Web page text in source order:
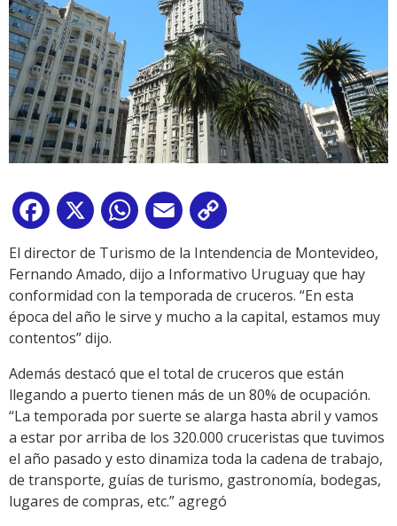
Facebook
X WhatsApp
Email
Link
El director de Turismo de la Intendencia de Montevideo,
Fernando Amado, dijo a Informativo Uruguay que hay
conformidad con la temporada de cruceros. “En esta
época del año le sirve y mucho a la capital, estamos muy
contentos” dijo.
Además destacó que el total de cruceros que están
llegando a puerto tienen más de un 80% de ocupación.
“La temporada por suerte se alarga hasta abril y vamos
a estar por arriba de los 320.000 cruceristas que tuvimos
el año pasado y esto dinamiza toda la cadena de trabajo,
de transporte, guías de turismo, gastronomía, bodegas,
lugares de compras, etc.” agregó